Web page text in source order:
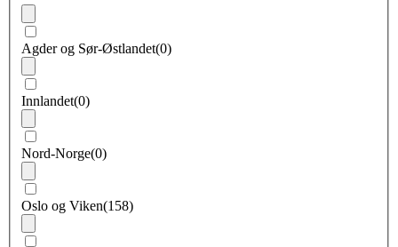
Agder og Sør-Østlandet(0)
Innlandet(0)
Nord-Norge(0)
Oslo og Viken(158)